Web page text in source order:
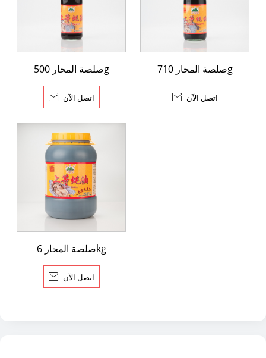
صلصة المحار 500g
 اتصل الآن
صلصة المحار 710g
 اتصل الآن
صلصة المحار 6kg
 اتصل الآن